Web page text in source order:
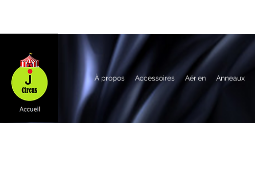
À propos Accessoires Aérien Anneaux